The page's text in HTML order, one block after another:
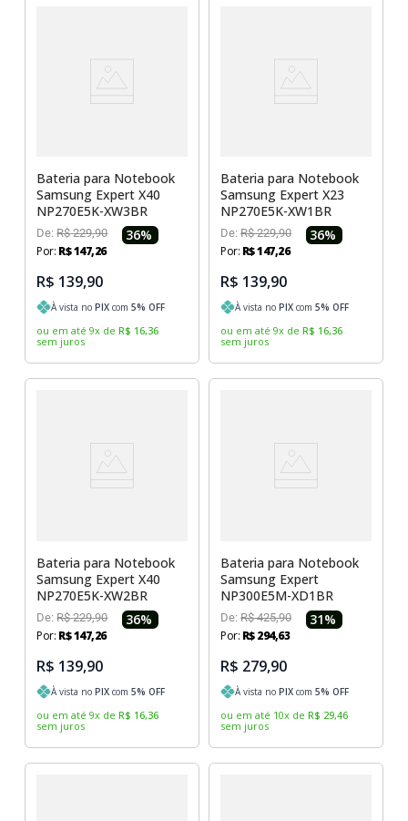
Bateria para Notebook
Samsung Expert X40
NP270E5K-XW3BR
De:R$ 229,90 36%
Por: R$147,26
R$ 139,90
À vista noPIX com5% OFF
ou em até 9x de R$ 16,36
sem juros
Bateria para Notebook
Samsung Expert X23
NP270E5K-XW1BR
De: R$ 229,90 36%
Por: R$147,26
R$ 139,90
À vista no PIX com 5% OFF
ou em até 9x de R$ 16,36
sem juros
Bateria para Notebook
Samsung Expert X40
NP270E5K-XW2BR
De:R$ 229,90 36%
Por: R$147,26
R$ 139,90
À vista noPIX com5% OFF
ou em até 9x de R$ 16,36
sem juros
Bateria para Notebook
Samsung Expert
NP300E5M-XD1BR
De: R$ 425,90 31%
Por: R$294,63
R$ 279,90
À vista no PIX com 5% OFF
ou em até 10x de R$ 29,46
sem juros